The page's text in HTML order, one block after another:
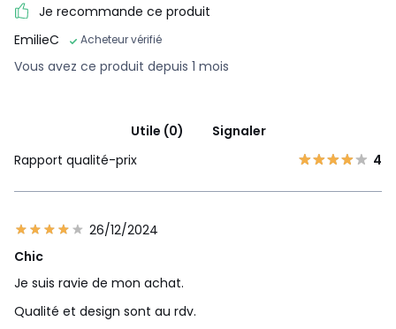
Je recommande ce produit
EmilieC
Acheteur vérifié
Vous avez ce produit depuis 1 mois
Utile (0)
Signaler
Rapport qualité-prix
4
26/12/2024
Chic
Je suis ravie de mon achat.
Qualité et design sont au rdv.